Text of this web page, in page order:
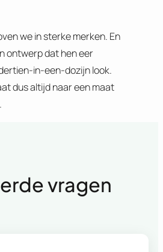
we in sterke merken. En
ontwerp dat hen eer
in-een-dozijn look.
dus altijd naar een maat
vragen